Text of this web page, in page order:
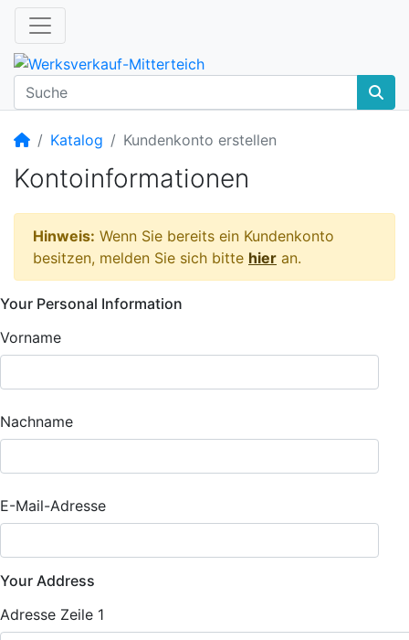
Startseite
Katalog Kundenkonto erstellen
Kontoinformationen
Hinweis: Wenn Sie bereits ein Kundenkonto
besitzen, melden Sie sich bitte hier an.
Your Personal Information
Vorname
Nachname
E-Mail-Adresse
Your Address
Adresse Zeile 1